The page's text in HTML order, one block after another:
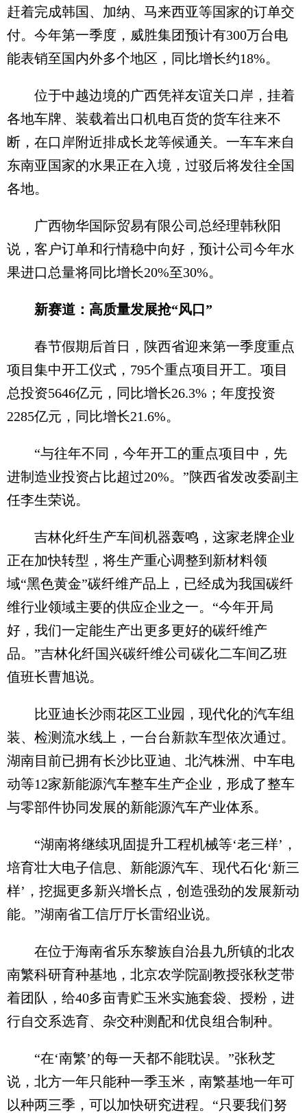
赶着完成韩国、加纳、马来西亚等国家的订单交
付。今年第一季度，威胜集团预计有300万台电
能表销至国内外多个地区，同比增长约18%。
位于中越边境的广西凭祥友谊关口岸，挂着
各地车牌、装载着出口机电百货的货车往来不
断，在口岸附近排成长龙等候通关。一车车来自
东南亚国家的水果正在入境，过驳后将发往全国
各地。
广西物华国际贸易有限公司总经理韩秋阳
说，客户订单和行情稳中向好，预计公司今年水
果进口总量将同比增长20%至30%。
新赛道：高质量发展抢“风口”
春节假期后首日，陕西省迎来第一季度重点
项目集中开工仪式，795个重点项目开工。项目
总投资5646亿元，同比增长26.3%；年度投资
2285亿元，同比增长21.6%。
“与往年不同，今年开工的重点项目中，先
进制造业投资占比超过20%。”陕西省发改委副主
任李生荣说。
吉林化纤生产车间机器轰鸣，这家老牌企业
正在加快转型，将生产重心调整到新材料领
域“黑色黄金”碳纤维产品上，已经成为我国碳纤
维行业领域主要的供应企业之一。“今年开局
好，我们一定能生产出更多更好的碳纤维产
品。”吉林化纤国兴碳纤维公司碳化二车间乙班
值班长曹旭说。
比亚迪长沙雨花区工业园，现代化的汽车组
装、检测流水线上，一台台新款车型依次通过。
湖南目前已拥有长沙比亚迪、北汽株洲、中车电
动等12家新能源汽车整车生产企业，形成了整车
与零部件协同发展的新能源汽车产业体系。
“湖南将继续巩固提升工程机械等‘老三样’，
培育壮大电子信息、新能源汽车、现代石化‘新三
样’，挖掘更多新兴增长点，创造强劲的发展新动
能。”湖南省工信厅厅长雷绍业说。
在位于海南省乐东黎族自治县九所镇的北农
南繁科研育种基地，北京农学院副教授张秋芝带
着团队，给40多亩青贮玉米实施套袋、授粉，进
行自交系选育、杂交种测配和优良组合制种。
“在‘南繁’的每一天都不能耽误。”张秋芝
说，北方一年只能种一季玉米，南繁基地一年可
以种两三季，可以加快研究进程。“只要我们努